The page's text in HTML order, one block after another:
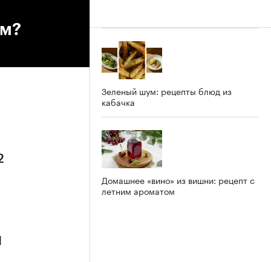
Зеленый шум: рецепты блюд из
кабачка
Домашнее «вино» из вишни: рецепт с
летним ароматом